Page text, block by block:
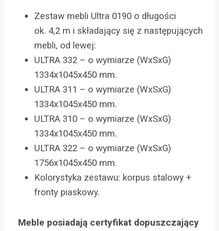
Zestaw mebli Ultra 0190 o długości
ok. 4,2 m i składający się z następujących
mebli, od lewej:
ULTRA 332 – o wymiarze (WxSxG)
1334x1045x450 mm.
ULTRA 311 – o wymiarze (WxSxG)
1334x1045x450 mm.
ULTRA 310 – o wymiarze (WxSxG)
1334x1045x450 mm.
ULTRA 322 – o wymiarze (WxSxG)
1756x1045x450 mm.
Kolorystyka zestawu: korpus stalowy +
fronty piaskowy.
Meble posiadają certyfikat dopuszczający